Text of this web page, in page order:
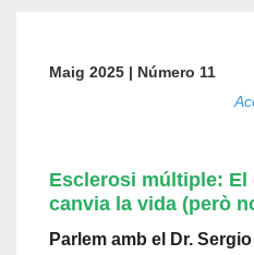
Maig 2025 | Número 11
Esclerosi múltiple:
canvia la vida (però
Parlem amb el Dr.